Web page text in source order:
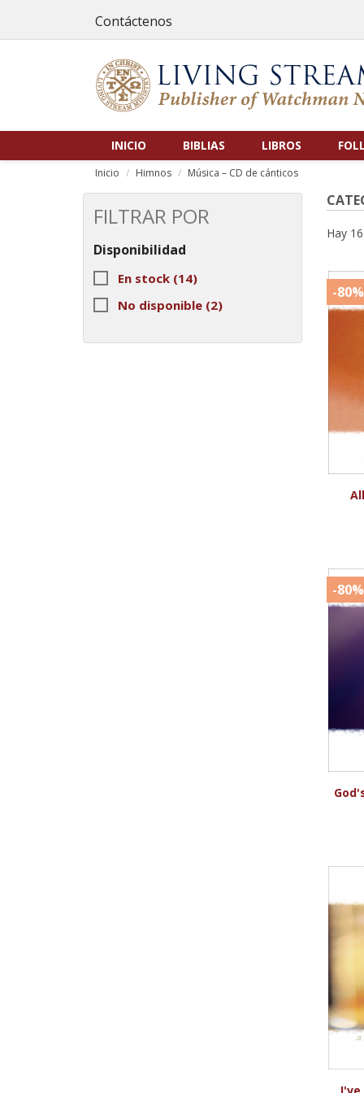
Contáctenos
INICIO BIBLIAS LIBROS
Inicio Himnos Música – CD de cánticos
FILTRAR POR
Disponibilidad
En stock (14)
No disponible (2)
Hay
-80%
-80%